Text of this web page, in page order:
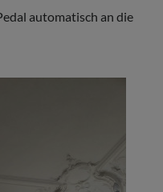
automatisch an die